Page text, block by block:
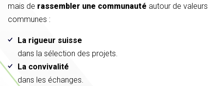
mais de rassembler une communauté autour de valeurs
communes :
La rigueur suisse
dans la sélection des projets.
La convivalité
dans les échanges.